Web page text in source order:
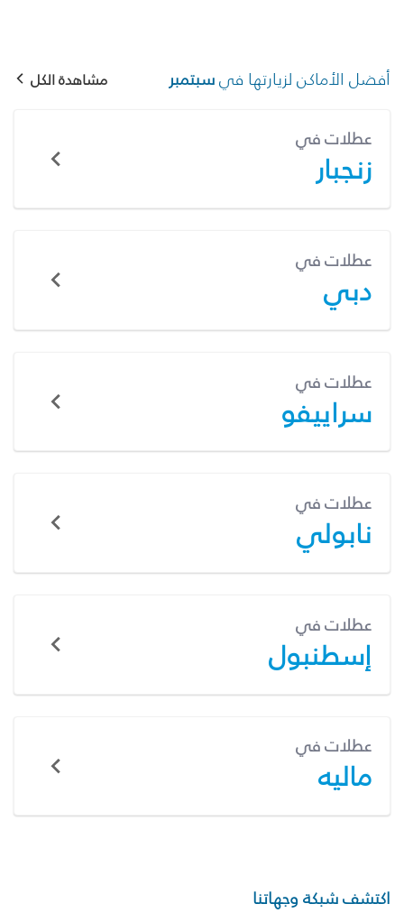
أفضل الأماكن لزيارتها فيسبتمبر مشاهدة الكل
عطلات في
زنجبار
عطلات في
دبي
عطلات في
سراييفو
عطلات في
نابولي
عطلات في
إسطنبول
عطلات في
ماليه
اكتشف شبكة وجهاتنا